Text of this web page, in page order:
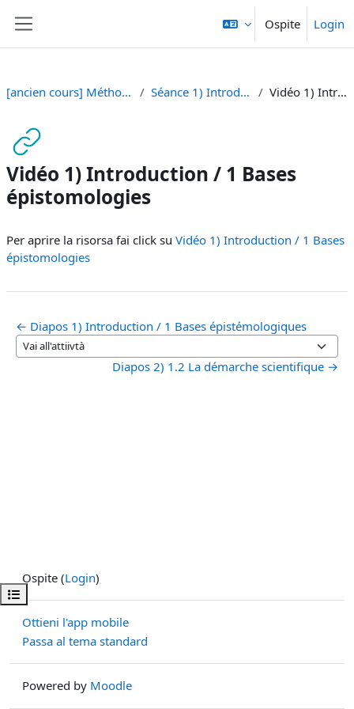
Ospite Login
Apri indice del corso
[ancien cours] Méthodes I - BA Sciences de la Communication [SA 23] Séance 1) Introduction / 1 Bases épistémologiques (19.09.) Vidéo 1) Introduction / 1 Bases épistomologies
Vidéo 1) Introduction / 1 Bases
épistomologies
Per aprire la risorsa fai click su Vidéo 1) Introduction / 1 Bases
épistomologies
← Diapos 1) Introduction / 1 Bases épistémologiques
Vai all'attiivtà
Diapos 2) 1.2 La démarche scientifique →
Ospite (Login)
Ottieni l'app mobile
Passa al tema standard
Powered by Moodle